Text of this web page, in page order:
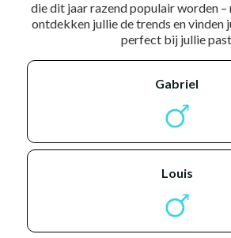
die dit jaar razend populair worden –
ontdekken jullie de trends en vinden
perfect bij jullie
gabriel
louis